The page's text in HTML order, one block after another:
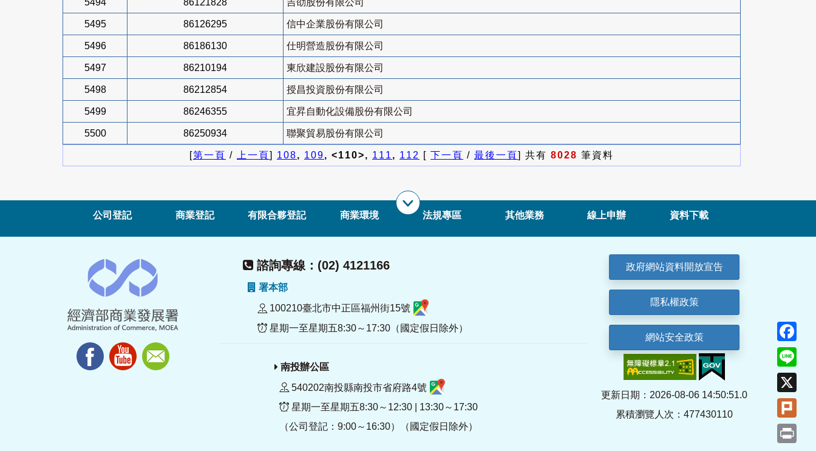
5494 86121828 吉劭股份有限公司
5495 86126295 信中企業股份有限公司
5496 86186130 仕明營造股份有限公司
5497 86210194 東欣建設股份有限公司
5498 86212854 授昌投資股份有限公司
5499 86246355 宜昇自動化設備股份有限公司
5500 86250934 聯聚貿易股份有限公司
[第一頁 / 上一頁] 108, 109, <110>, 111, 112 [ 下一頁 / 最後一頁] 共有 8028 筆資料
公司登記 商業登記 有限合夥登記 商業環境 法規專區 其他業務 線上申辦 資料下載
諮詢專線：(02) 4121166
署本部
100210臺北市中正區福州街15號
星期一至星期五8:30～17:30（國定假日除外）
南投辦公區
540202南投縣南投市省府路4號
星期一至星期五8:30～12:30 | 13:30～17:30
（公司登記：9:00～16:30）（國定假日除外）
政府網站資料開放宣告
隱私權政策
網站安全政策
更新日期：2026-08-06 14:50:51.0
累積瀏覽人次：477430110